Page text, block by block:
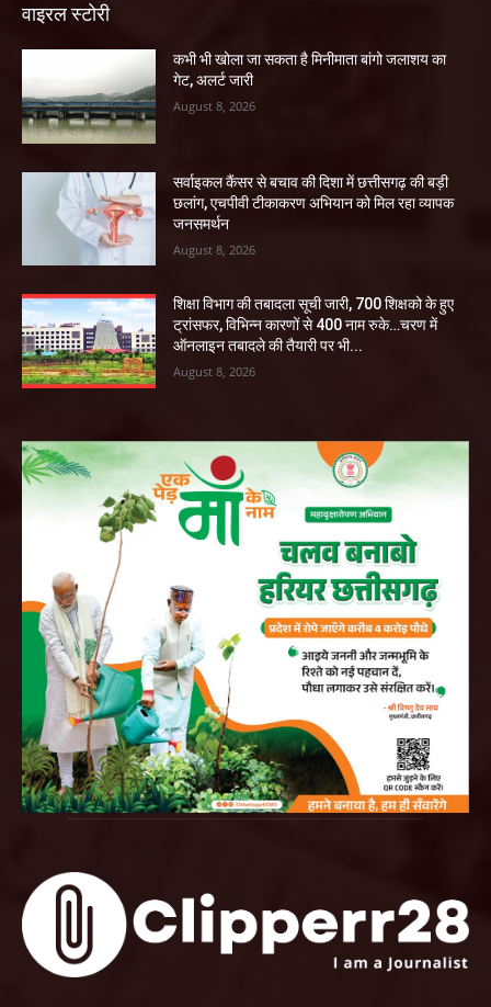
वाइरल स्टोरी
कभी भी खोला जा सकता है मिनीमाता बांगो जलाशय का
गेट, अलर्ट जारी
August 8, 2026
सर्वाइकल कैंसर से बचाव की दिशा में छत्तीसगढ़ की बड़ी
छलांग, एचपीवी टीकाकरण अभियान को मिल रहा व्यापक
जनसमर्थन
August 8, 2026
शिक्षा विभाग की तबादला सूची जारी, 700 शिक्षको के हुए
ट्रांसफर, विभिन्न कारणों से 400 नाम रुके…चरण में
ऑनलाइन तबादले की तैयारी पर भी...
August 8, 2026